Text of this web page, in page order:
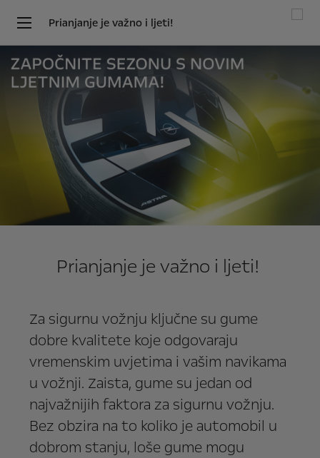
Prianjanje je važno i ljeti!
Prianjanje je važno i ljeti!
Za sigurnu vožnju ključne su gume
dobre kvalitete koje odgovaraju
vremenskim uvjetima i vašim navikama
u vožnji. Zaista, gume su jedan od
najvažnijih faktora za sigurnu vožnju.
Bez obzira na to koliko je automobil u
dobrom stanju, loše gume mogu